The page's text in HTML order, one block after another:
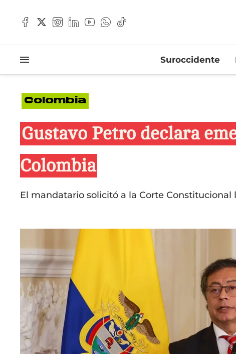
Suroccidente
Colombia
Gustavo Petro declara
Colombia
El mandatario solicitó a la Corte Constitucional